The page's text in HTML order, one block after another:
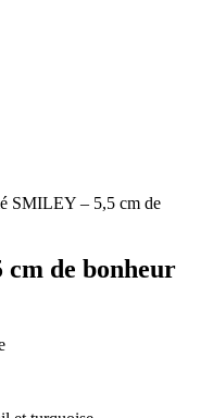
SMILEY – 5,5 cm de
de bonheur